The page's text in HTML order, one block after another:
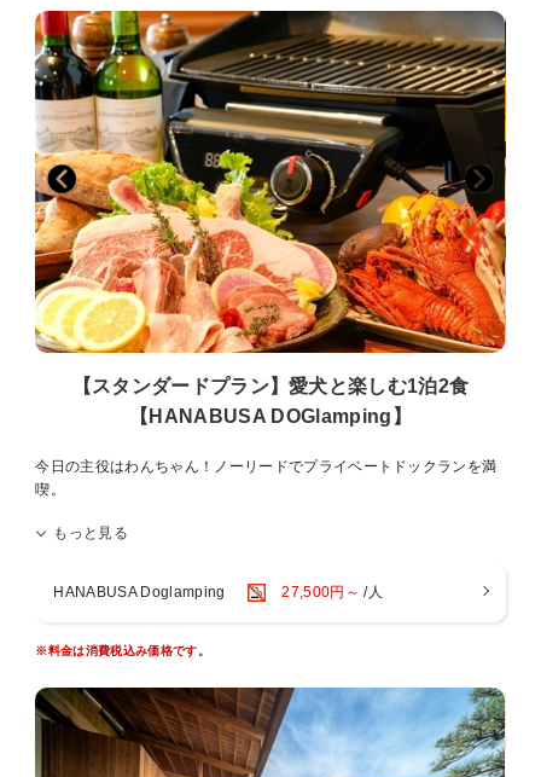
お子様もハーフビュッフェはご利用可能です。
※仕入状況により内容が変更となる場合がございます。
※食事会場は20時でクローズです。
メイン料理を肉か魚でお選びいただけます。
大人の方1名につき1つお選びいただき記載ください。
■朝食 和食膳
朝食はお膳をご用意致します。（※ハーフビュッフェではございませ
ん）
【Lounge ラウンジ】
ソフトドリンク、アルコール、おつまみなどをセルフサービスでご用
意しております。
マッサージチェア【快王Ⅱ】無料でご利用いただけます。
・生ビール、焼酎 ウィスキー、リキュール、ソフトドリンク、ホット
女性用大浴場にはミストサウナ
当館はオンライン画面上でチェックインしていただく場合がございま
その際はオンライン画面に従いチェックインお願いいたします。
◆館内は禁煙です。喫煙スペースをご利用願います
※お飲み物は全てセルフフローとなります
※客室、お風呂迄に階段がございます
※現地決済の際はチェックイン時のお会計となります
【スタンダードプラン】愛犬と楽しむ1泊2食
【HANABUSA DOGlamping】
今日の主役はわんちゃん！ノーリードでプライベートドックランを満
喫。
■チェックイン
い。（ワンちゃんは入館できません）
す。
・夕食
牛サーロイン、牛タン、スペアリブ、豚トロ、海老、野菜などのBBQ
もっと見る
HANABUSA Doglamping 27,500円～ /人
※料金は消費税込み価格です。